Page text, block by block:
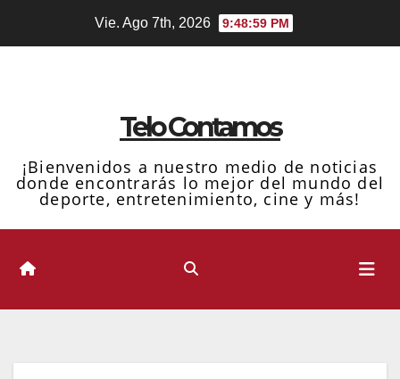
Vie. Ago 7th, 2026 9:49:00 PM
Telo Contamos
¡Bienvenidos a nuestro medio de noticias
donde encontrarás lo mejor del mundo del
deporte, entretenimiento, cine y más!